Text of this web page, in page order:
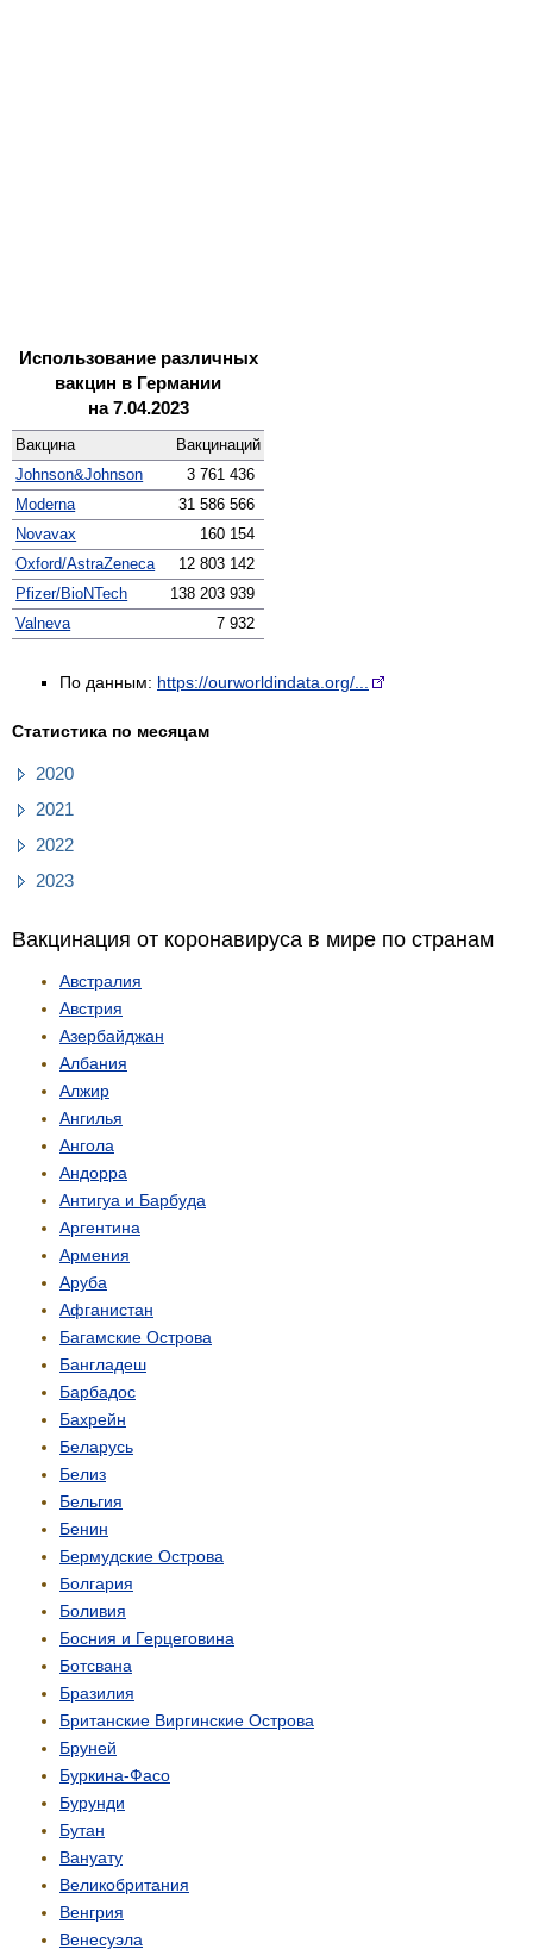
Использование различных
вакцин в Германии
на 7.04.2023
Вакцина
Вакцинаций
Johnson&Johnson
3 761 436
Moderna
31 586 566
Novavax
160 154
Oxford/AstraZeneca
12 803 142
Pfizer/BioNTech
138 203 939
Valneva
7 932
По данным: https://ourworldindata.org/...
Статистика по месяцам
2020
2021
2022
2023
Вакцинация от коронавируса в мире по странам
Австралия
Австрия
Азербайджан
Албания
Алжир
Ангилья
Ангола
Андорра
Антигуа и Барбуда
Аргентина
Армения
Аруба
Афганистан
Багамские Острова
Бангладеш
Барбадос
Бахрейн
Беларусь
Белиз
Бельгия
Бенин
Бермудские Острова
Болгария
Боливия
Босния и Герцеговина
Ботсвана
Бразилия
Британские Виргинские Острова
Бруней
Буркина-Фасо
Бурунди
Бутан
Вануату
Великобритания
Венгрия
Венесуэла